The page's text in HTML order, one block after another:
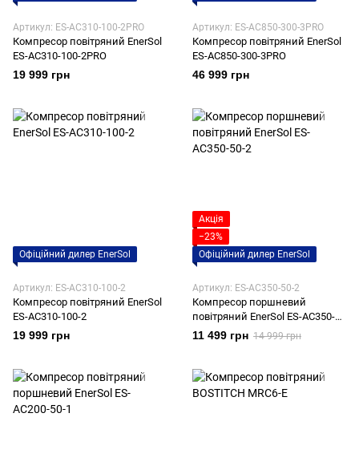
Артикул: ES-AC310-100-2PRO
Компресор повітряний EnerSol
ES-AC310-100-2PRO
19 999 грн
Артикул: ES-AC850-300-3PRO
Компресор повітряний EnerSol
ES-AC850-300-3PRO
46 999 грн
Офіційний дилер EnerSol
Артикул: ES-AC310-100-2
Компресор повітряний EnerSol
ES-AC310-100-2
19 999 грн
Акція
−23%
Офіційний дилер EnerSol
Артикул: ES-AC350-50-2
Компресор поршневий
повітряний EnerSol ES-AC350-
50-2
11 499 грн 14 999 грн